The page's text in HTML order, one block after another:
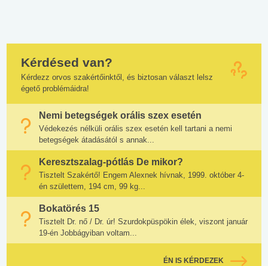
Kérdésed van?
Kérdezz orvos szakértőinktől, és biztosan választ lelsz
égető problémáidra!
Nemi betegségek orális szex esetén
Védekezés nélküli orális szex esetén kell tartani a nemi
betegségek átadásától s annak...
Keresztszalag-pótlás De mikor?
Tisztelt Szakértő! Engem Alexnek hívnak, 1999. október 4-
én születtem, 194 cm, 99 kg...
Bokatörés 15
Tisztelt Dr. nő / Dr. úr! Szurdokpüspökin élek, viszont január
19-én Jobbágyiban voltam...
ÉN IS KÉRDEZEK